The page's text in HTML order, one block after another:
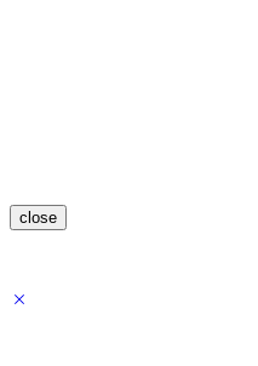
close